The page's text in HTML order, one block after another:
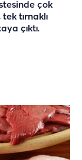
çok
tırnaklı
çıktı.